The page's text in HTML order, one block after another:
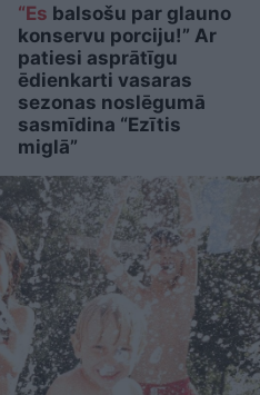
“Es balsošu par glauno
konservu porciju!” Ar
patiesi asprātīgu
ēdienkarti vasaras
sezonas noslēgumā
sasmīdina “Ezītis
miglā”